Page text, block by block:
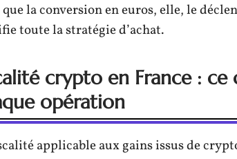
la conversion en euros, elle, le
toute la stratégie d’achat.
crypto en France : ce
opération
applicable aux gains issus de